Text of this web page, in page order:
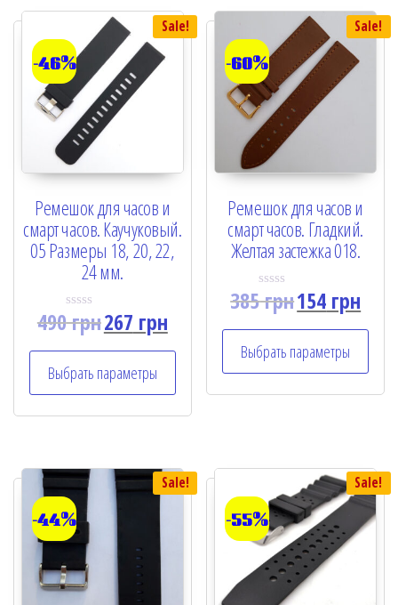
Sale!
-46%
Ремешок для часов и
смарт часов. Каучуковый.
05 Размеры 18, 20, 22,
24 мм.
R
a
d
0
o
u
5
490грн267 грн
Выбрать параметры
Sale!
-60%
Ремешок для часов и
смарт часов. Гладкий.
Желтая застежка 018.
R
d
0
o
u
385грн154 грн
Выбрать параметры
Sale!
-44%
Sale!
-55%